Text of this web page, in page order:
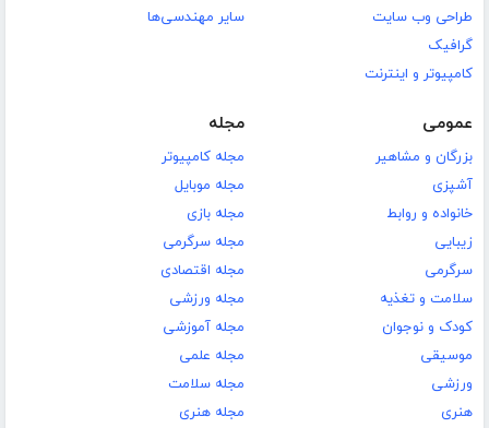
طراحی وب سایت
گرافیک
کامپیوتر و اینترنت
سایر مهندسی‌ها
عمومی
بزرگان و مشاهیر
آشپزی
خانواده و روابط
زیبایی
سرگرمی
سلامت و تغذیه
کودک و نوجوان
موسیقی
ورزشی
هنری
مجله
مجله کامپیوتر
مجله موبایل
مجله بازی
مجله سرگرمی
مجله اقتصادی
مجله ورزشی
مجله آموزشی
مجله علمی
مجله سلامت
مجله هنری